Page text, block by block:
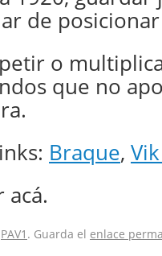
de
o
que no
Braque,
acá.
PAV1 . Guarda el enlace